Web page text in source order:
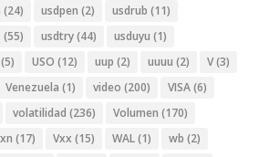
(24) usdpen (2) usdrub (11)
(55) usdtry(44) usduyu (1)
(5) USO (12) uup (2) uuuu (2) V(3)
Venezuela (1) video (200) VISA(6)
volatilidad (236) Volumen (170)
(17) Vxx (15) WAL(1) wb (2)